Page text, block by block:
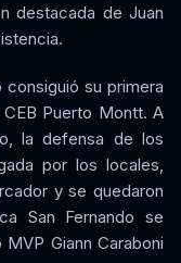
destacada de Juan
consiguió su primera
Puerto Montt. A
la defensa de los
por los locales,
y se quedaron
San Fernando se
Giann Caraboni